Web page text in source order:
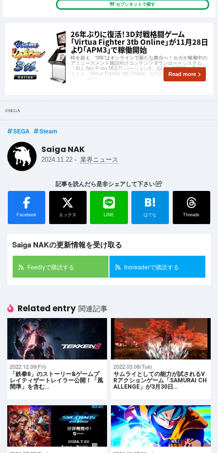
セブンネットで探す
26年ぶりに復活！3D対戦格闘ゲーム
「Virtua Fighter 3tb Online」が11月28日
より「APM3」で稼働開始
時を超え、“3tb”はオンラインで新たな舞台へ！セガが稼働中の
アミューズメント施設向けコンテンツダウンロードシステム
「ALL.Net P-ras MULTI バージョン3」(以下、APM3)の新作タ
イトル「Virtua Fighter 3tb Online」がついに2023年11月28日
Read more
©SEGA
SEGA Steam
Saiga NAK
2024.11.22 - 業界ニュース
記事を読んだら是非シェアして下さい
Facebook エックス LINE
B!
はてな Threads
Saiga NAKの更新情報を受け取る
Feedlyで購読する Inoreaderで購読する
Related entry 関連記事
2022.12.09(Fri)
「鉄拳8」のストーリー&ゲームプ
レイティザートレイラー公開！「風
間準」を含む…
2022.03.08(Tue)
サムライとしての能力が試されるV
Rアクションゲーム「SAMURAI CH
ALLENGE」が3月30日…